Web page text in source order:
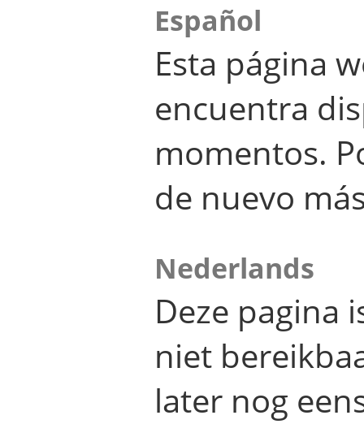
Español
Esta página
encuentra
momentos.
de nuevo
Nederlands
Deze pagina
niet
later nog